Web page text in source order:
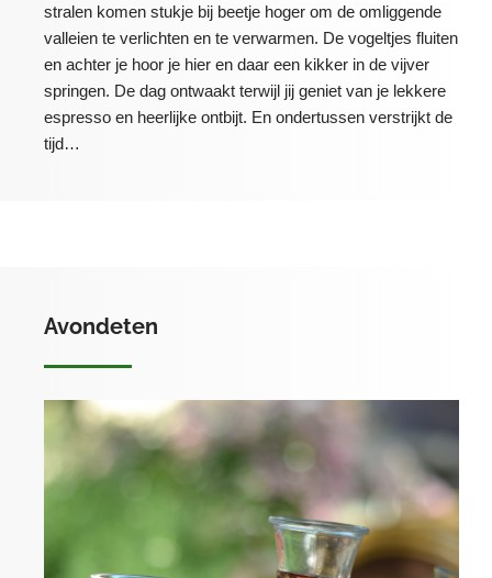
stralen komen stukje bij beetje hoger om de omliggende
valleien te verlichten en te verwarmen. De vogeltjes fluiten
en achter je hoor je hier en daar een kikker in de vijver
springen. De dag ontwaakt terwijl jij geniet van je lekkere
espresso en heerlijke ontbijt. En ondertussen verstrijkt de
tijd…
Avondeten